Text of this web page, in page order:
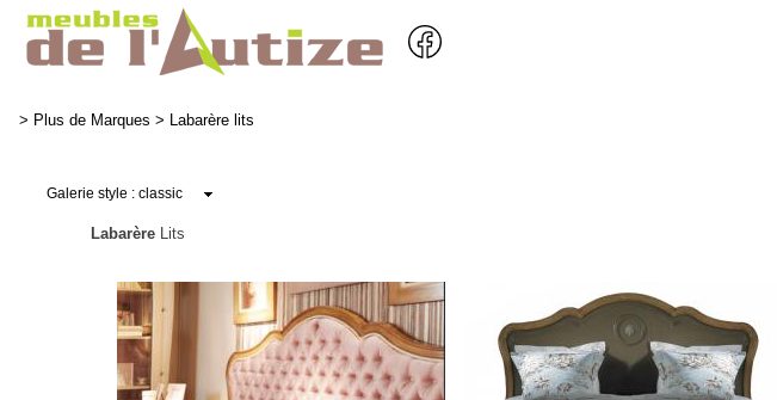
> Plus de Marques > Labarère lits
Labarère Lits